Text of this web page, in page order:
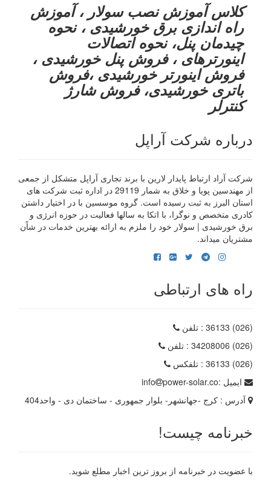
کلاس آموزش نصب سولار ، آموزش
راه اندازی برق خورشیدی ، نحوه
چیدمان پنل، نحوه اتصالات
اینورترهای ، فروش پنل خورشیدی ،
فروش اینورتر خورشیدی ،فروش
باتری خورشیدی، فروش شارژ
کنترلر
درباره شرکت آراپل
شرکت آراد ارتباط پایدار لارین با برند تجاری آراپل متشکل از جمعی
از مهندسین پویا و خلاق به شمار 29119 در اداره ثبت شرکت های
استان البرز به ثبت رسیده است. گروه موسسین با در اختیار داشتن
کادری متخصص و نوگرا، با اتکا به سالها فعالیت در حوزه انرژی و
برق خورشیدی | سولار خود را ملزم به ارائه بهترین خدمات در شاًن
مشتریان میداند.
راه های ارتباطی
(026) 36133
: تلفن
(026) 34208006
: تلفن
(026) 36133
: تلفکس
ایمیل :
info
power-solar.co
آدرس : کرج -جهانشهر- بلوار جمهوری - ساختمان دی - واحد404
خبرنامه چیست!
با عضویت در خبرنامه از بروز ترین اخبار مطلع شوید.